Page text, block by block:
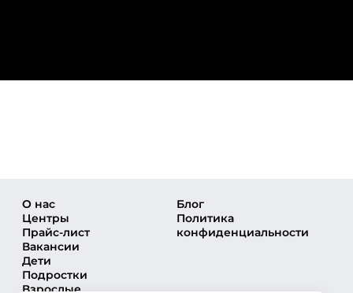
О нас
Центры
Прайс-лист
Вакансии
Дети
Подростки
Взрослые
Блог
Политика
конфиденциальности